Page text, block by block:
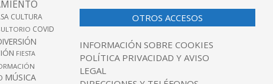
CULTURA
COVID
FIESTA
MÚSICA
OTROS ACCESOS
INFORMACIÓN SOBRE COOKIES
POLÍTICA PRIVACIDAD Y AVISO
LEGAL